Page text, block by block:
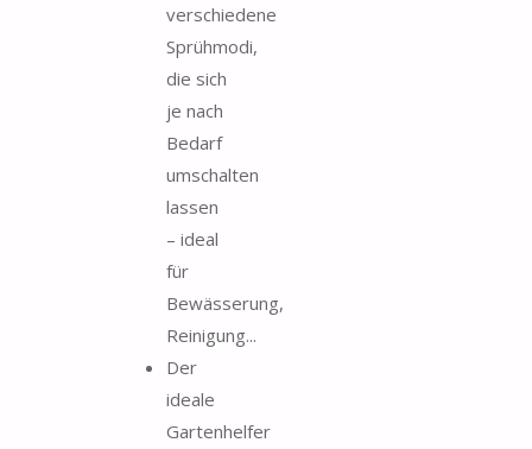
verschiedene
Sprühmodi,
die sich
je nach
Bedarf
umschalten
lassen
– ideal
für
Bewässerung,
Reinigung...
Der
ideale
Gartenhelfer